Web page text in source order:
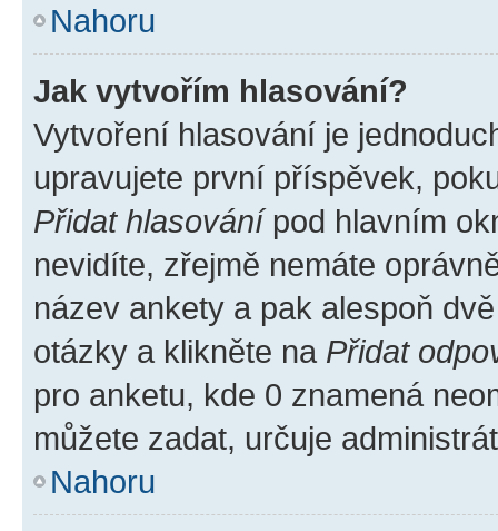
Nahoru
Jak vytvořím hlasování?
Vytvoření hlasování je
upravujete první příspěvek,
Přidat hlasovánípod hlavním
nevidíte, zřejmě nemáte
název ankety a pak alespoň
otázky a klikněte na Přidat
pro anketu, kde 0 znamená
můžete zadat, určuje
Nahoru